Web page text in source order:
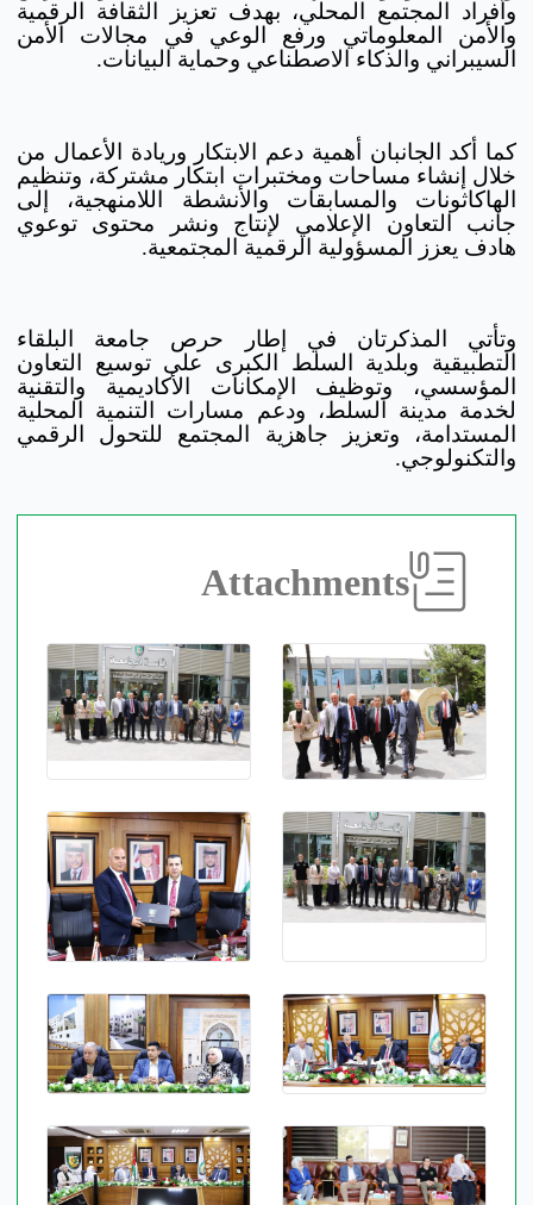
وأفراد المجتمع المحلي، بهدف تعزيز الثقافة الرقمية
والأمن المعلوماتي ورفع الوعي في مجالات الأمن
السيبراني والذكاء الاصطناعي وحماية البيانات.
كما أكد الجانبان أهمية دعم الابتكار وريادة الأعمال من
خلال إنشاء مساحات ومختبرات ابتكار مشتركة، وتنظيم
الهاكاثونات والمسابقات والأنشطة اللامنهجية، إلى
جانب التعاون الإعلامي لإنتاج ونشر محتوى توعوي
هادف يعزز المسؤولية الرقمية المجتمعية.
وتأتي المذكرتان في إطار حرص جامعة البلقاء
التطبيقية وبلدية السلط الكبرى على توسيع التعاون
المؤسسي، وتوظيف الإمكانات الأكاديمية والتقنية
لخدمة مدينة السلط، ودعم مسارات التنمية المحلية
المستدامة، وتعزيز جاهزية المجتمع للتحول الرقمي
والتكنولوجي.
Attachments